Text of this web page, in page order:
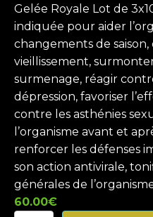
Gelée Royale Lot de
indiquée pour aider
changements de
vieillissement,
surmenage, réagir
dépression, favoriser
contre les asthénies
l’organisme avant et
renforcer les défenses
son action antivirale,
générales de
60.00€